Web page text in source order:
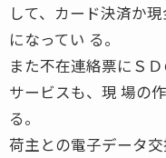
して、カード決済か
になってい る。
また不在連絡票にＳ
サービスも、現 場の
る。
荷主との電子データ